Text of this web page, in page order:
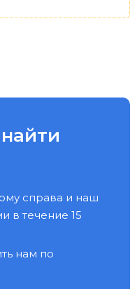
справа и наш
в течение 15
нам по